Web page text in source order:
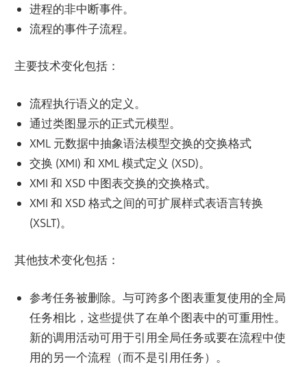
进程的非中断事件。
流程的事件子流程。
主要技术变化包括：
流程执行语义的定义。
通过类图显示的正式元模型。
XML 元数据中抽象语法模型交换的交换格式
交换 (XMI) 和 XML 模式定义 (XSD)。
XMI 和 XSD 中图表交换的交换格式。
XMI 和 XSD 格式之间的可扩展样式表语言转换
(XSLT)。
其他技术变化包括：
参考任务被删除。与可跨多个图表重复使用的全局
任务相比，这些提供了在单个图表中的可重用性。
新的调用活动可用于引用全局任务或要在流程中使
用的另一个流程（而不是引用任务）。